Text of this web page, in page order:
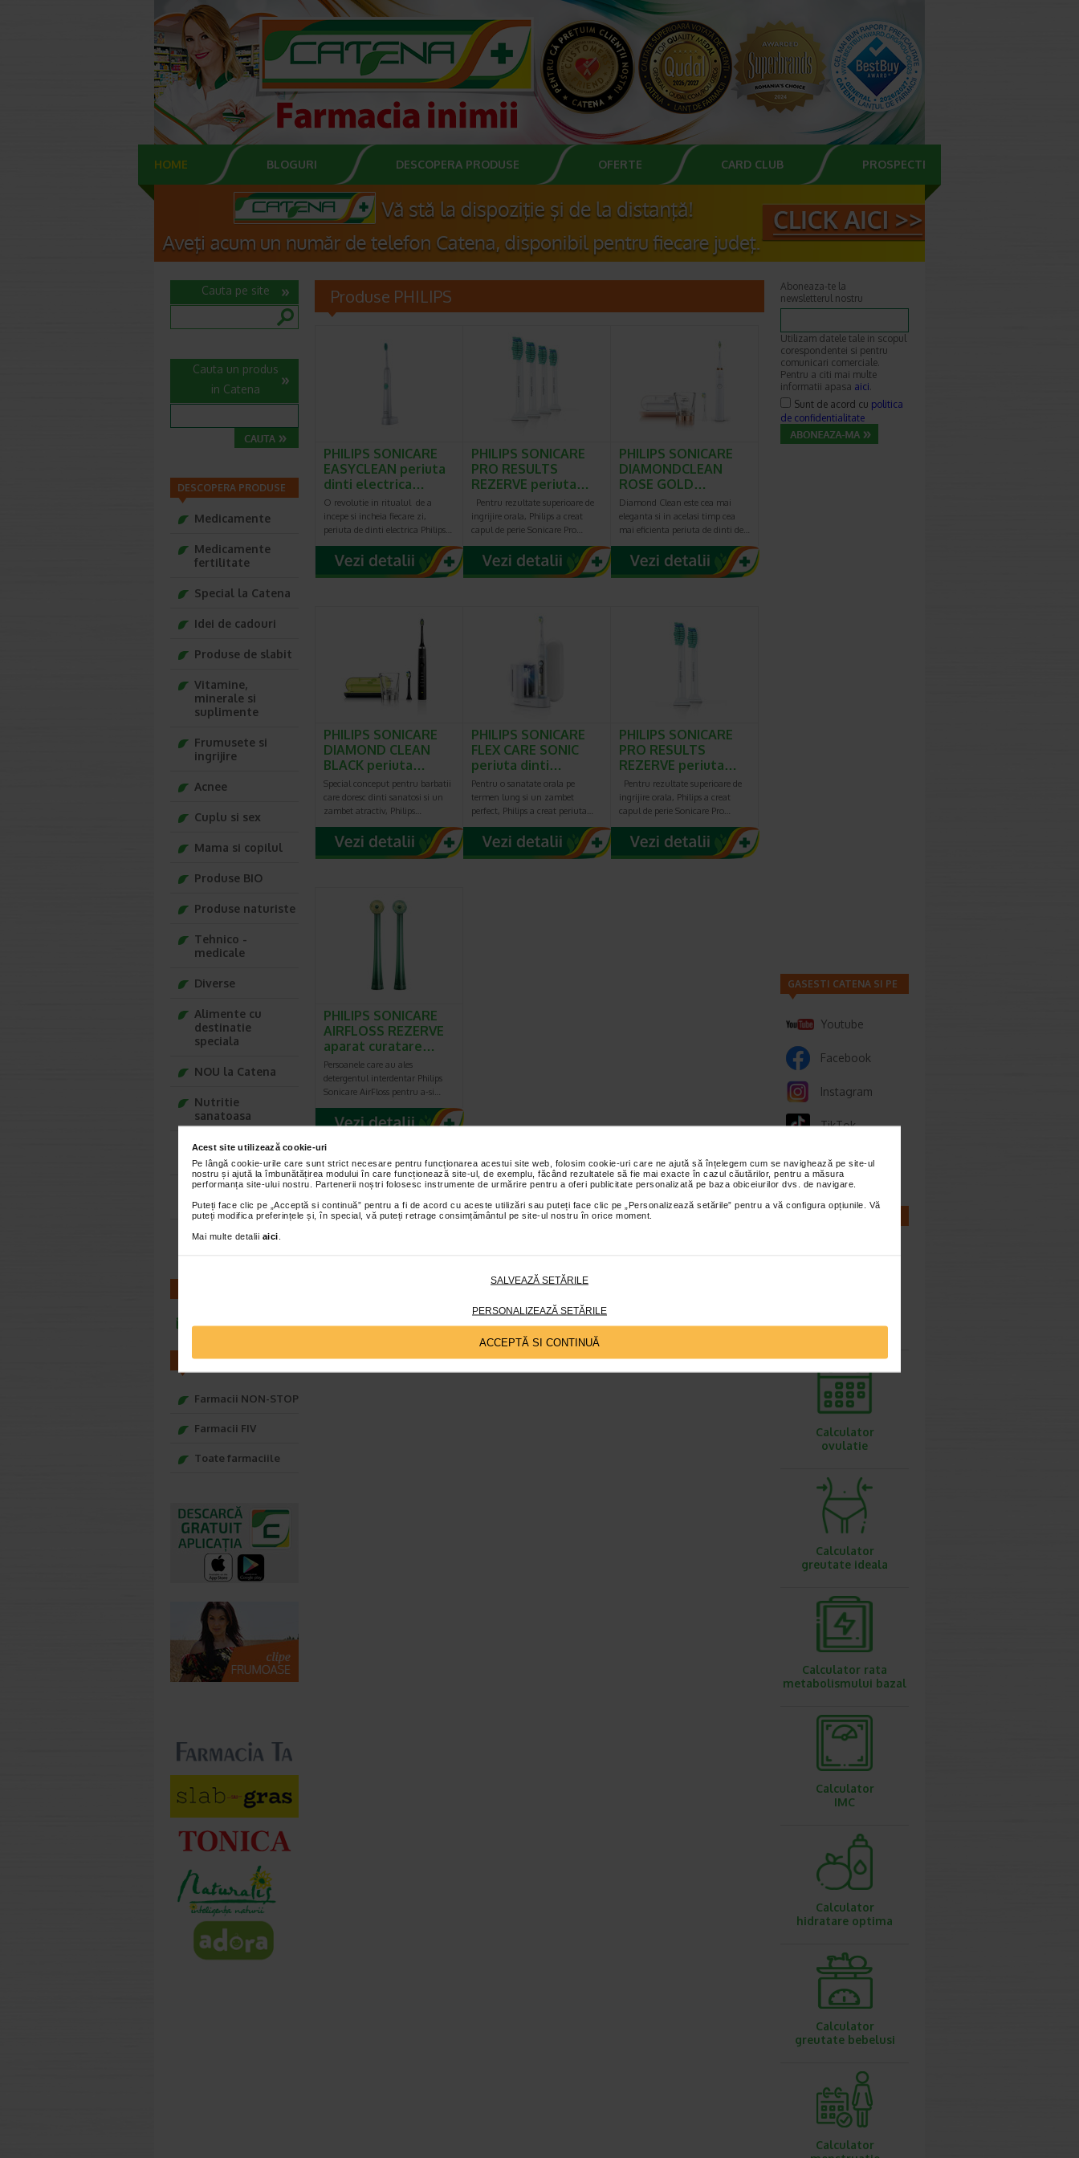
Acest site utilizează cookie-uri
Pe lângă cookie-urile care sunt strict necesare pentru funcționarea acestui site web, folosim cookie-uri care ne ajută să înțelegem cum se navighează pe site-ul
nostru și ajută la îmbunătățirea modului în care funcționează site-ul, de exemplu, făcând rezultatele să fie mai exacte în cazul căutărilor, pentru a măsura
performanța site-ului nostru. Partenerii noștri folosesc instrumente de urmărire pentru a oferi publicitate personalizată pe baza obiceiurilor dvs. de navigare.
Puteți face clic pe „Acceptă si continuă” pentru a fi de acord cu aceste utilizări sau puteți face clic pe „Personalizează setările” pentru a vă configura opțiunile. Vă
puteți modifica preferințele și, în special, vă puteți retrage consimțământul pe site-ul nostru în orice moment.
Mai multe detalii aici
SALVEAZĂ SETĂRILE
PERSONALIZEAZĂ SETĂRILE
ACCEPTĂ SI CONTINUĂ
HOME BLOGURI DESCOPERA PRODUSE OFERTE CARD CLUB PROSPECTE
Produse PHILIPS
PHILIPS SONICARE
EASYCLEAN periuta
dinti electrica…
O revolutie in ritualul de a
incepe si incheia fiecare zi,
periuta de dinti electrica Philips…
PHILIPS SONICARE
PRO RESULTS
REZERVE periuta…
Pentru rezultate superioare de
ingrijire orala, Philips a creat
capul de perie Sonicare Pro…
PHILIPS SONICARE
DIAMONDCLEAN
ROSE GOLD…
Diamond Clean este cea mai
eleganta si in acelasi timp cea
mai eficienta periuta de dinti de…
PHILIPS SONICARE
DIAMOND CLEAN
BLACK periuta…
Special conceput pentru barbatii
care doresc dinti sanatosi si un
zambet atractiv, Philips…
PHILIPS SONICARE
FLEX CARE SONIC
periuta dinti…
Pentru o sanatate orala pe
termen lung si un zambet
perfect, Philips a creat periuta…
PHILIPS SONICARE
PRO RESULTS
REZERVE periuta…
Pentru rezultate superioare de
ingrijire orala, Philips a creat
capul de perie Sonicare Pro…
PHILIPS SONICARE
AIRFLOSS REZERVE
aparat curatare…
Persoanele care au ales
detergentul interdentar Philips
Sonicare AirFloss pentru a-si…
Cauta pe site
Cauta un produs
in Catena
DESCOPERA PRODUSE
Medicamente
Medicamente
fertilitate
Special la Catena
Idei de cadouri
Produse de slabit
Vitamine,
minerale si
suplimente
Frumusete si
ingrijire
Acnee
Cuplu si sex
Mama si copilul
Produse BIO
Produse naturiste
Tehnico -
medicale
Diverse
Alimente cu
destinatie
speciala
NOU la Catena
Nutritie
sanatoasa
Ce Oftapic ti se
potriveste
Adora – Adorabili
din prima clipa
Seturi cadou
infoline@catena.ro
FARMACII
Farmacii NON-STOP
Farmacii FIV
Toate farmaciile
Aboneaza-te la
newsletterul nostru
Utilizam datele tale in scopul
corespondentei si pentru
comunicari comerciale.
Pentru a citi mai multe
informatii apasa aici.
Sunt de acord cu politica
de confidentialitate
GASESTI CATENA SI PE
Youtube
Facebook
Instagram
TikTok
Whatsapp
sarcina
Calculator
ovulatie
Calculator
greutate ideala
Calculator rata
metabolismului bazal
Calculator
IMC
Calculator
hidratare optima
Calculator
greutate bebelusi
Calculator